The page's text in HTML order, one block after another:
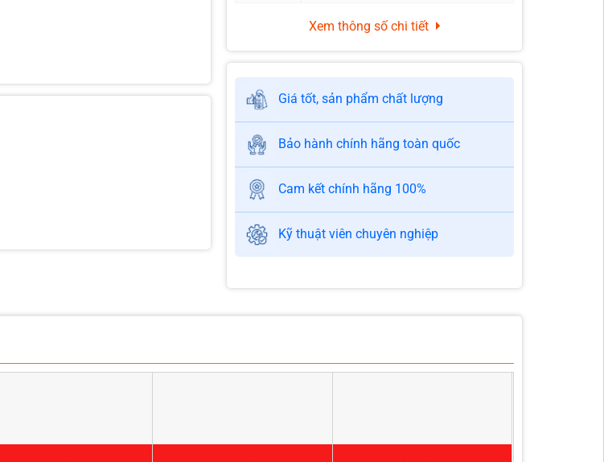
Xem thông số chi tiết
Giá tốt, sản phẩm chất lượng
Bảo hành chính hãng toàn quốc
Cam kết chính hãng 100%
Kỹ thuật viên chuyên nghiệp